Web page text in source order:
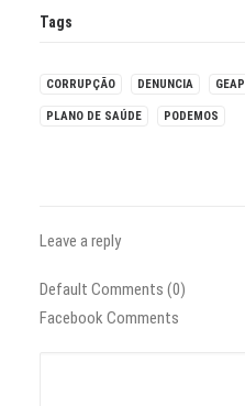
Tags
CORRUPÇÃO DENUNCIA GEAP
PLANO DE SAÚDE PODEMOS
Leave a reply
Default Comments (0)
Facebook Comments